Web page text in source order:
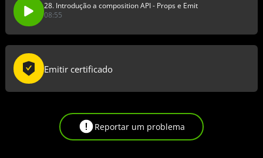
28. Introdução a composition API - Props e Emit
08:55
Emitir certificado
Reportar um problema